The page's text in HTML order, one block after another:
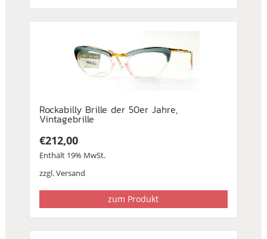
Rockabilly Brille der 50er Jahre,
Vintagebrille
€212,00
Enthält 19% MwSt.
zzgl.Versand
zum Produkt